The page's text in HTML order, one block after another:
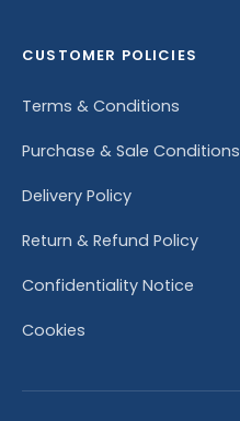
CUSTOMER POLICIES
Terms & Conditions
Purchase & Sale Conditions
Delivery Policy
Return & Refund Policy
Confidentiality Notice
Cookies